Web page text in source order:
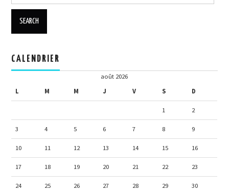
CALENDRIER
août 2026
L
M M J V S D
1 2
3 4 5 6 7 8 9
10 11 12 13 14 15 16
17 18 19 20 21 22 23
24 25 26 27 28 29 30